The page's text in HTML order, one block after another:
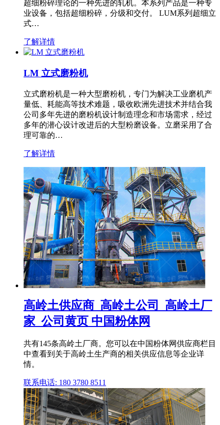
超细粉碎理论的一种先进的轧机。本系列产品是一种专
业设备，包括超细粉碎，分级和交付。 LUM系列超细立
式…
了解详情
LM 立式磨粉机
立式磨粉机是一种大型磨粉机，专门为解决工业磨机产
量低、耗能高等技术难题，吸收欧洲先进技术并结合我
公司多年先进的磨粉机设计制造理念和市场需求，经过
多年的潜心设计改进后的大型粉磨设备。立磨采用了合
理可靠的…
了解详情
高岭土供应商_高岭土公司_高岭土厂
家_公司黄页 中国粉体网
共有145条高岭土厂商。您可以在中国粉体网供应商栏目
中查看到关于高岭土生产商的相关供应信息等企业详
情。
联系电话: 180 3780 8511